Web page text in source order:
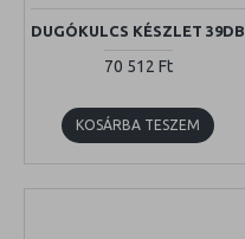
DUGÓKULCS KÉSZLET 39DB
70 512 Ft
KOSÁRBA TESZEM